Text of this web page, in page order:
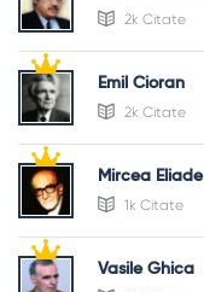
2k Citate
Emil Cioran
2k Citate
Mircea Eliade
1k Citate
Vasile Ghica